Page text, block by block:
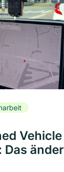
Vehicle